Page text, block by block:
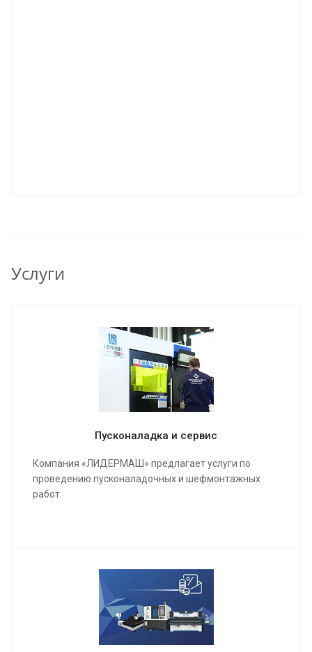
Услуги
Пусконаладка и сервис
Компания «ЛИДЕРМАШ» предлагает услуги по
проведению пусконаладочных и шефмонтажных
работ.
о выполненных работах и сдадим полностью
качественно настроенный станок в кратчайшие